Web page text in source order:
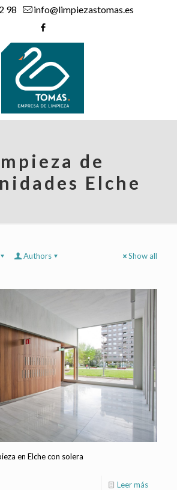
98 info@limpiezastomas.es
de
Elche
Authors Show all
en Elche con solera
Leer más